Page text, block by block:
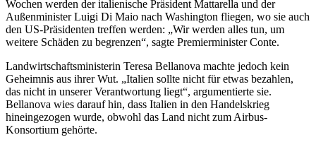
Wochen werden der italienische Präsident Mattarella und der
Außenminister Luigi Di Maio nach Washington fliegen, wo sie auch
den US-Präsidenten treffen werden: „Wir werden alles tun, um
weitere Schäden zu begrenzen“, sagte Premierminister Conte.
Landwirtschaftsministerin Teresa Bellanova machte jedoch kein
Geheimnis aus ihrer Wut. „Italien sollte nicht für etwas bezahlen,
das nicht in unserer Verantwortung liegt“, argumentierte sie.
Bellanova wies darauf hin, dass Italien in den Handelskrieg
hineingezogen wurde, obwohl das Land nicht zum Airbus-
Konsortium gehörte.